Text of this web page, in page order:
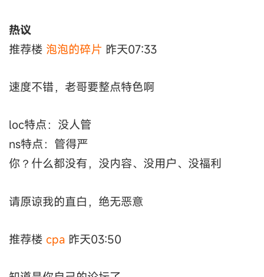
热议
推荐楼 泡泡的碎片 昨天07:33
速度不错，老哥要整点特色啊
loc特点：没人管
ns特点：管得严
你？什么都没有，没内容、没用户、没福利
请原谅我的直白，绝无恶意
推荐楼 cpa 昨天03:50